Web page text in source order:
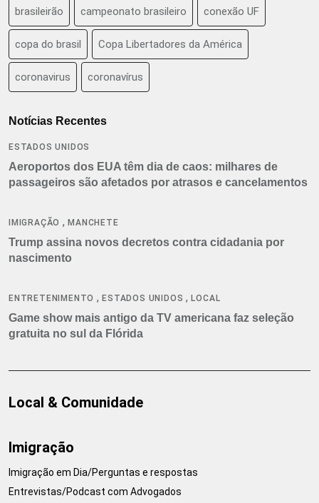
brasileirão campeonato brasileiro conexão UF
copa do brasil Copa Libertadores da América
coronavirus coronavírus
Notícias Recentes
ESTADOS UNIDOS
Aeroportos dos EUA têm dia de caos: milhares de
passageiros são afetados por atrasos e cancelamentos
IMIGRAÇÃO ,MANCHETE
Trump assina novos decretos contra cidadania por
nascimento
ENTRETENIMENTO ,ESTADOS UNIDOS ,LOCAL
Game show mais antigo da TV americana faz seleção
gratuita no sul da Flórida
Local & Comunidade
Imigração
Imigração em Dia/Perguntas e respostas
Entrevistas/Podcast com Advogados